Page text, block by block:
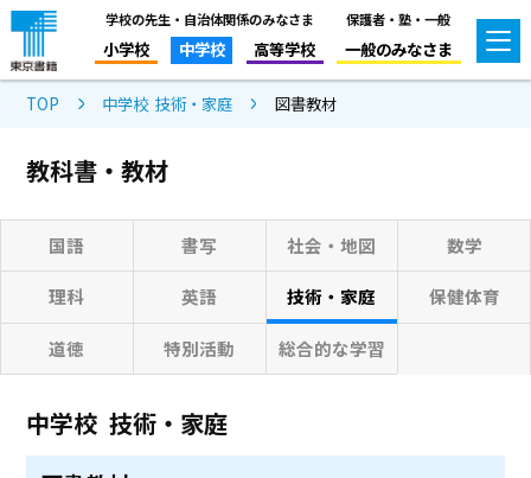
学校の先生・自治体関係のみなさま
小学校 中学校 高等学校
保護者・塾・一般
一般のみなさま
TOP 中学校 技術・家庭 図書教材
教科書・教材
国語 書写 社会・地図 数学
理科 英語 技術・家庭 保健体育
道徳 特別活動 総合的な学習
中学校 技術・家庭